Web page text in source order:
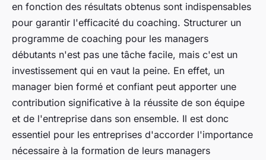
en fonction des résultats obtenus sont indispensables
pour garantir l'efficacité du coaching. Structurer un
programme de coaching pour les managers
débutants n'est pas une tâche facile, mais c'est un
investissement qui en vaut la peine. En effet, un
manager bien formé et confiant peut apporter une
contribution significative à la réussite de son équipe
et de l'entreprise dans son ensemble. Il est donc
essentiel pour les entreprises d'accorder l'importance
nécessaire à la formation de leurs managers